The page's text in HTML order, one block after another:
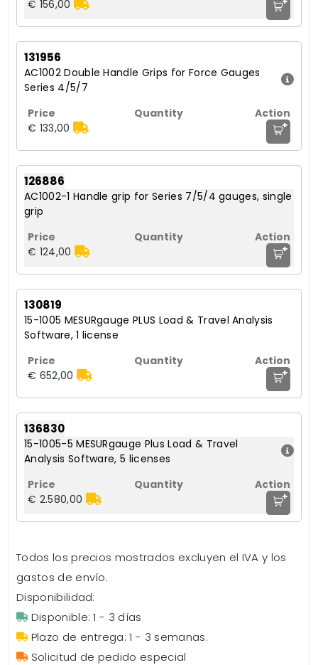
€ 156,00
131956
AC1002 Double Handle Grips for Force Gauges
Series 4/5/7
€ 133,00 +
126886
AC1002-1 Handle grip for Series 7/5/4 gauges, single
grip
€ 124,00 +
130819
15-1005 MESURgauge PLUS Load & Travel Analysis
Software, 1 license
€ 652,00 +
136830
15-1005-5 MESURgauge Plus Load & Travel
Analysis Software, 5 licenses
€ 2.580,00 +
Todos los precios mostrados excluyen el IVA y los
gastos de envío.
Disponibilidad:
Disponible: 1 - 3 días
Plazo de entrega: 1 - 3 semanas.
Solicitud de pedido especial